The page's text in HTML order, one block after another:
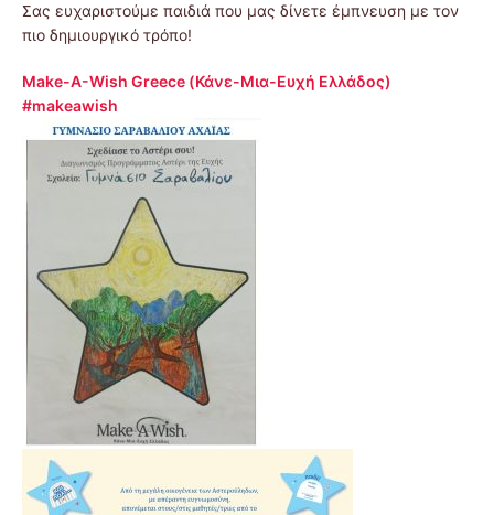
Σας ευχαριστούμε παιδιά που μας δίνετε έμπνευση με τον
πιο δημιουργικό τρόπο!
Make-A-Wish Greece (Κάνε-Μια-Ευχή Ελλάδος)
#makeawish